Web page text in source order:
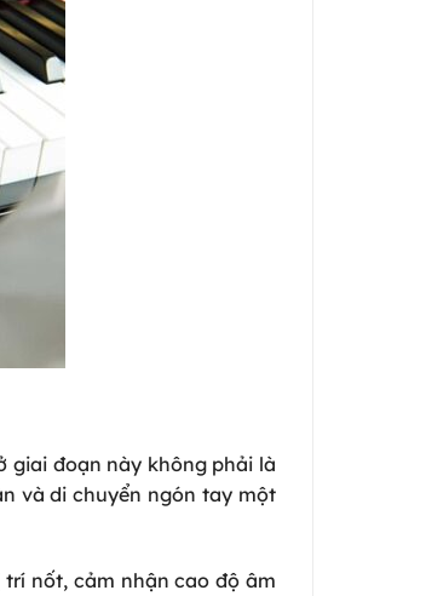
giai đoạn này không phải là
và di chuyển ngón tay một
nốt, cảm nhận cao độ âm